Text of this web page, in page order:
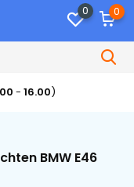
0 0
- 16.00)
BMW E46